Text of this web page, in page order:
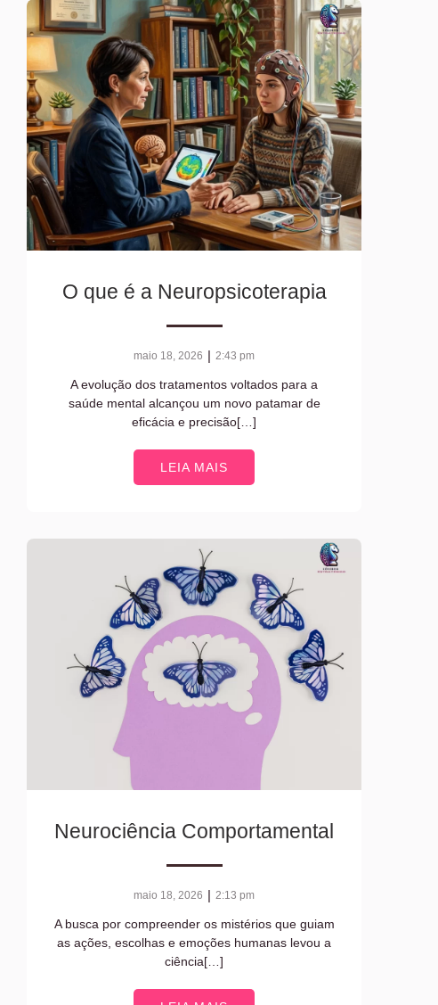
O que é a Neuropsicoterapia
maio 18, 2026 | 2:43 pm
A evolução dos tratamentos voltados para a
saúde mental alcançou um novo patamar de
eficácia e precisão[…]
LEIA MAIS
Neurociência Comportamental
maio 18, 2026 | 2:13 pm
A busca por compreender os mistérios que guiam
as ações, escolhas e emoções humanas levou a
ciência[…]